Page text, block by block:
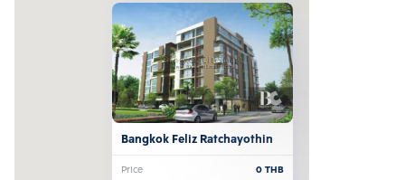
Bangkok Feliz Ratchayothin
Price 0THB